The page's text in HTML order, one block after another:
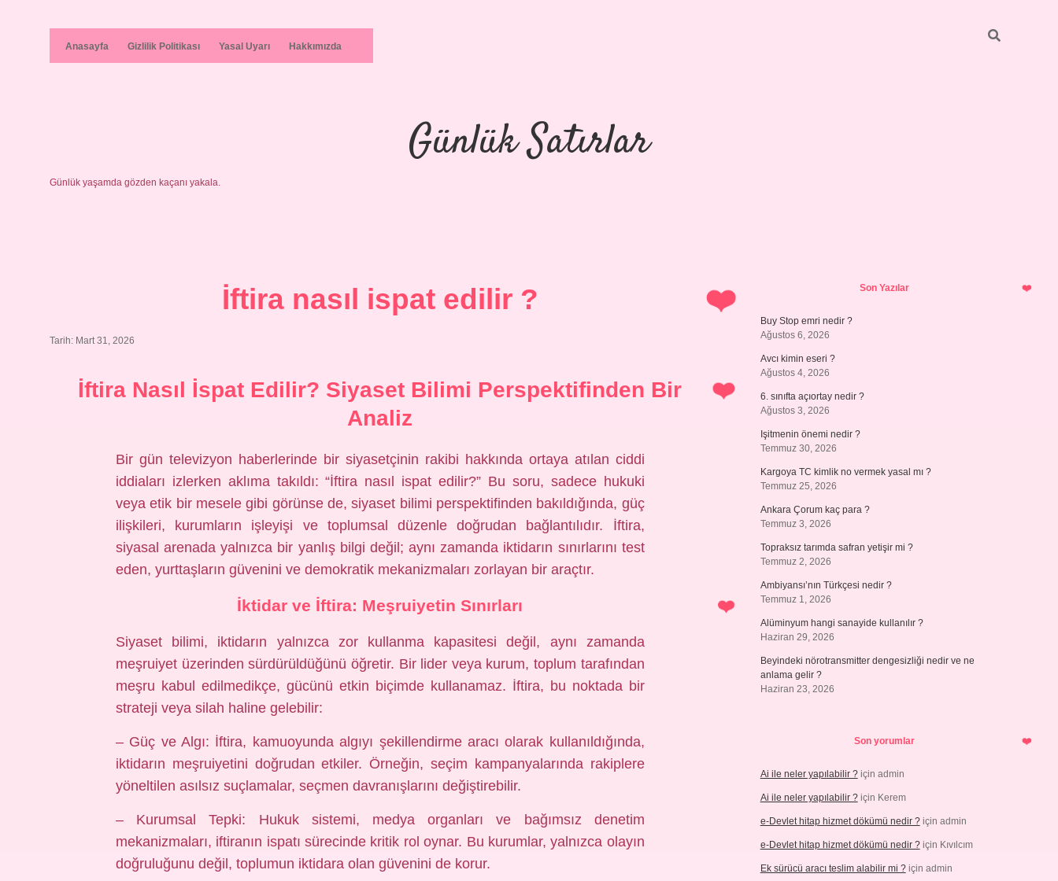
Anasayfa Gizlilik Politikası Yasal Uyarı Hakkımızda
Günlük Satırlar
Günlük yaşamda gözden kaçanı yakala.
İftira nasıl ispat edilir ?
Tarih: Mart 31, 2026
İftira Nasıl İspat Edilir? Siyaset Bilimi Perspektifinden Bir
Analiz
Bir gün televizyon haberlerinde bir siyasetçinin rakibi hakkında ortaya atılan ciddi
iddiaları izlerken aklıma takıldı: “İftira nasıl ispat edilir?” Bu soru, sadece hukuki
veya etik bir mesele gibi görünse de, siyaset bilimi perspektifinden bakıldığında, güç
ilişkileri, kurumların işleyişi ve toplumsal düzenle doğrudan bağlantılıdır. İftira,
siyasal arenada yalnızca bir yanlış bilgi değil; aynı zamanda iktidarın sınırlarını test
eden, yurttaşların güvenini ve demokratik mekanizmaları zorlayan bir araçtır.
İktidar ve İftira: Meşruiyetin Sınırları
Siyaset bilimi, iktidarın yalnızca zor kullanma kapasitesi değil, aynı zamanda
meşruiyet üzerinden sürdürüldüğünü öğretir. Bir lider veya kurum, toplum tarafından
meşru kabul edilmedikçe, gücünü etkin biçimde kullanamaz. İftira, bu noktada bir
strateji veya silah haline gelebilir:
– Güç ve Algı: İftira, kamuoyunda algıyı şekillendirme aracı olarak kullanıldığında,
iktidarın meşruiyetini doğrudan etkiler. Örneğin, seçim kampanyalarında rakiplere
yöneltilen asılsız suçlamalar, seçmen davranışlarını değiştirebilir.
– Kurumsal Tepki: Hukuk sistemi, medya organları ve bağımsız denetim
mekanizmaları, iftiranın ispatı sürecinde kritik rol oynar. Bu kurumlar, yalnızca olayın
doğruluğunu değil, toplumun iktidara olan güvenini de korur.
SidebarSon Yazılar
Buy Stop emri nedir ?
Ağustos 6, 2026
Avcı kimin eseri ?
Ağustos 4, 2026
6. sınıfta açıortay nedir ?
Ağustos 3, 2026
Işitmenin önemi nedir ?
Temmuz 30, 2026
Kargoya TC kimlik no vermek yasal mı ?
Temmuz 25, 2026
Ankara Çorum kaç para ?
Temmuz 3, 2026
Topraksız tarımda safran yetişir mi ?
Temmuz 2, 2026
Ambiyansı’nın Türkçesi nedir ?
Temmuz 1, 2026
Alüminyum hangi sanayide kullanılır ?
Haziran 29, 2026
Beyindeki nörotransmitter dengesizliği nedir ve ne
anlama gelir ?
Haziran 23, 2026
Son yorumlar
Ai ile neler yapılabilir ?için admin
Ai ile neler yapılabilir ?için Kerem
e-Devlet hitap hizmet dökümü nedir ?için admin
e-Devlet hitap hizmet dökümü nedir ?için Kıvılcım
Ek sürücü aracı teslim alabilir mi ?için admin